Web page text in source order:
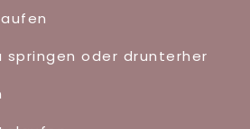
springen oder drunterher